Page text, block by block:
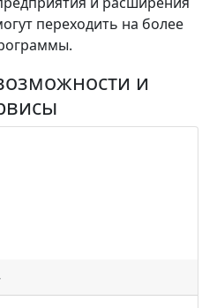
переходить на более
и